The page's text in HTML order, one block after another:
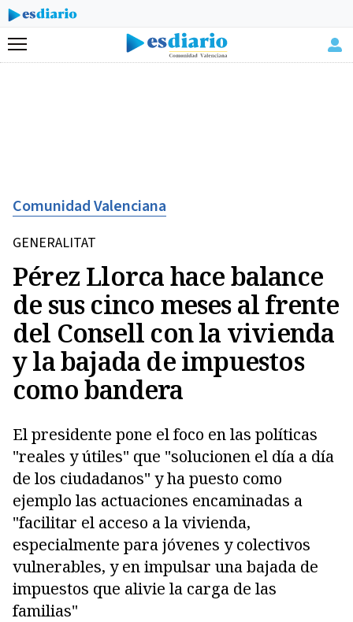
Menú
Comunidad Valenciana
GENERALITAT
Pérez Llorca hace balance
de sus cinco meses al frente
del Consell con la vivienda
y la bajada de impuestos
como bandera
El presidente pone el foco en las políticas
"reales y útiles" que "solucionen el día a día
de los ciudadanos" y ha puesto como
ejemplo las actuaciones encaminadas a
"facilitar el acceso a la vivienda,
especialmente para jóvenes y colectivos
vulnerables, y en impulsar una bajada de
impuestos que alivie la carga de las
familias"